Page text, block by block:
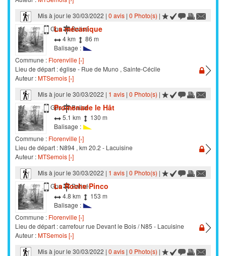
Mis à jour le 30/03/2022 | 0 avis| 0 Photo(s) |
Marche
Gps Balisé
La mécanique
4 km
86 m
Balisage :
Commune : Florenville [›]
Lieu de départ : église - Rue de Muno , Sainte-Cécile
Auteur :MTSemois [›]
Mis à jour le 30/03/2022 | 1 avis| 0 Photo(s) |
Marche
Gps Balisé
Promenade le Hât
5.1 km
130 m
Balisage :
Commune : Florenville [›]
Lieu de départ : N894 , km 20.2 - Lacuisine
Auteur :MTSemois [›]
Mis à jour le 30/03/2022 | 1 avis| 0 Photo(s) |
Marche
Gps Balisé
La Roche Pinco
4.8 km
153 m
Balisage :
Commune : Florenville [›]
Lieu de départ : carrefour rue Devant le Bois / N85 - Lacuisine
Auteur :MTSemois [›]
Mis à jour le 30/03/2022 | 0 avis| 0 Photo(s) |